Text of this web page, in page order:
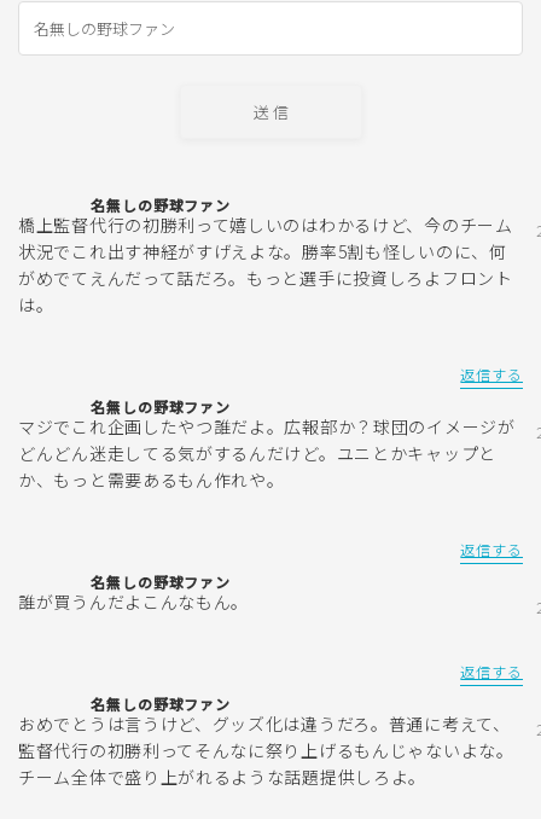
名無しの野球ファン
橋上監督代行の初勝利って嬉しいのはわかるけど、今のチーム
状況でこれ出す神経がすげえよな。勝率5割も怪しいのに、何
がめでてえんだって話だろ。もっと選手に投資しろよフロント
は。
返信する
名無しの野球ファン
マジでこれ企画したやつ誰だよ。広報部か？球団のイメージが
どんどん迷走してる気がするんだけど。ユニとかキャップと
か、もっと需要あるもん作れや。
返信する
名無しの野球ファン
誰が買うんだよこんなもん。
返信する
名無しの野球ファン
おめでとうは言うけど、グッズ化は違うだろ。普通に考えて、
監督代行の初勝利ってそんなに祭り上げるもんじゃないよな。
チーム全体で盛り上がれるような話題提供しろよ。